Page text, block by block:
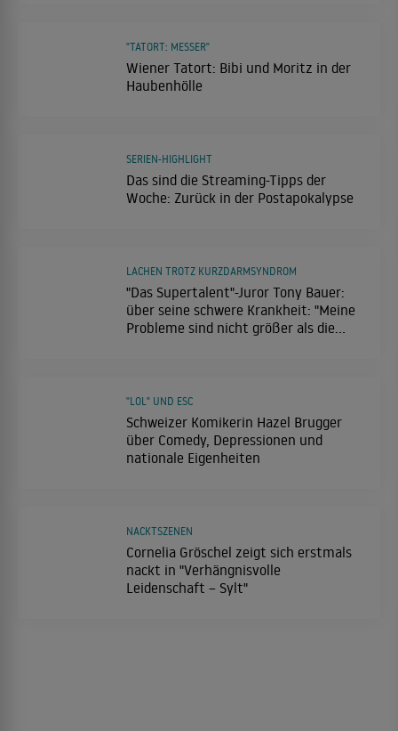
Wiener Tatort: Bibi und Moritz in der
Haubenhölle
"TATORT: MESSER"
Das sind die Streaming-Tipps der
Woche: Zurück in der Postapokalypse
SERIEN-HIGHLIGHT
"Das Supertalent"-Juror Tony Bauer:
über seine schwere Krankheit: "Meine
Probleme sind nicht größer als die
LACHEN TROTZ KURZDARMSYNDROM
Schweizer Komikerin Hazel Brugger
über Comedy, Depressionen und
nationale Eigenheiten
"LOL" UND ESC
Cornelia Gröschel zeigt sich erstmals
nackt in "Verhängnisvolle
Leidenschaft – Sylt"
NACKTSZENEN